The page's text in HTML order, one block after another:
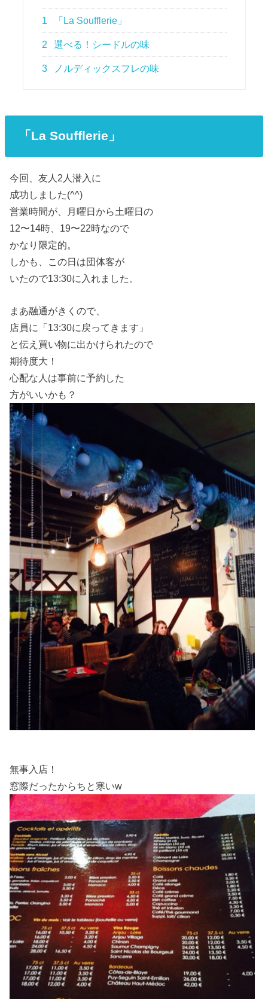
1 「La Soufflerie」
2 選べる！シードルの味
3 ノルディックスフレの味
「La Soufflerie」
今回、友人2人潜入に
成功しました(^^)
営業時間が、月曜日から土曜日の
12〜14時、19〜22時なので
かなり限定的。
しかも、この日は団体客が
いたので13:30に入れました。
まあ融通がきくので、
店員に「13:30に戻ってきます」
と伝え買い物に出かけられたので
期待度大！
心配な人は事前に予約した
方がいいかも？
無事入店！
窓際だったからちと寒いw